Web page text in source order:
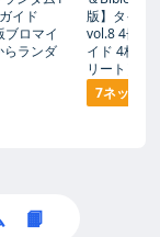
イド
ブロマイ
らランダ
版】タイド
vol.8 4冊セ
イド 4枚付
リート）】
7ネット
📙